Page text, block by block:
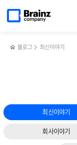
페이지로
블로그 최신이야기
최신이야기
회사이야기
회사에서
경험을
만들기
꼰대와
다음
슬라이드